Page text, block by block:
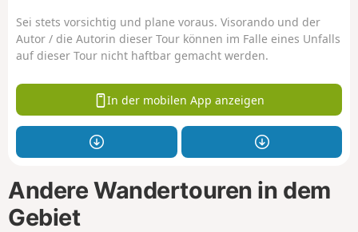
Sei stets vorsichtig und plane voraus. Visorando und der
Autor / die Autorin dieser Tour können im Falle eines Unfalls
auf dieser Tour nicht haftbar gemacht werden.
In der mobilen App anzeigen
Andere Wandertouren in dem
Gebiet